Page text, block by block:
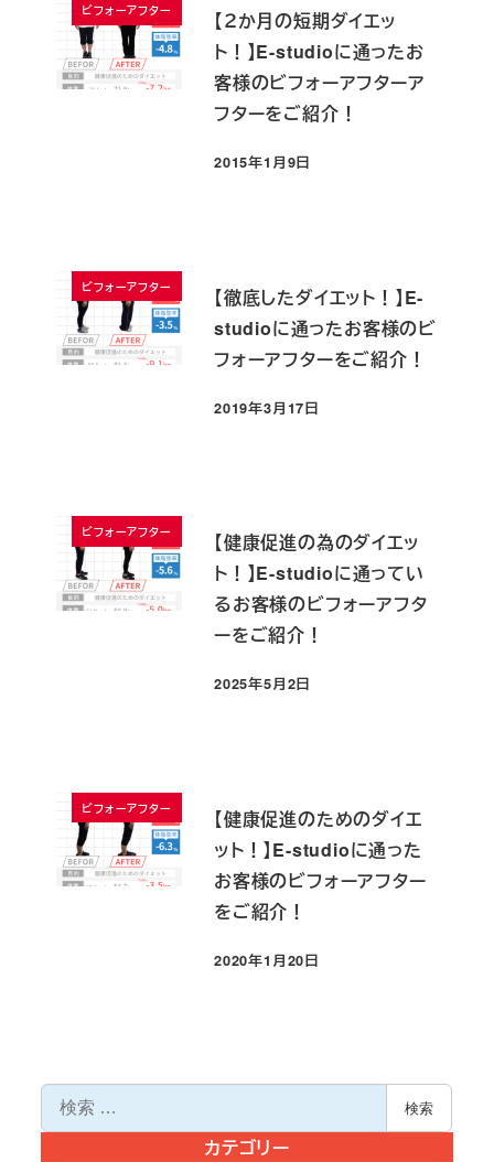
ビフォーアフター
【２か月の短期ダイエッ
ト！】E-studioに通ったお
客様のビフォーアフターア
フターをご紹介！
投稿日
2015年1月9日
ビフォーアフター
【徹底したダイエット！】E-
studioに通ったお客様のビ
フォーアフターをご紹介！
投稿日
2019年3月17日
ビフォーアフター
【健康促進の為のダイエッ
ト！】E-studioに通ってい
るお客様のビフォーアフタ
ーをご紹介！
投稿日
2025年5月2日
ビフォーアフター
【健康促進のためのダイエ
ット！】E-studioに通った
お客様のビフォーアフター
をご紹介！
投稿日
2020年1月20日
索
検索
カテゴリー